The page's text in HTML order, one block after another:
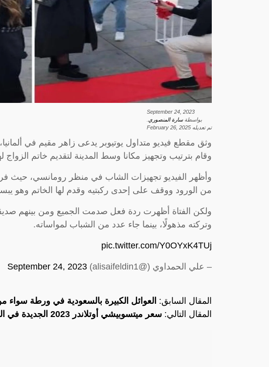
September 24, 2023
بواسطةسارة المنصوري
تم تعديله February 26, 2025
وثق مقطع فيديو متداول يوتيوبر يدعى زاهر مقيم في
وقام بترتيب وتجهيز مكانا وسط المدينة لتقديم خاتم الزواج
وأظهر الفيديو تجهيزات الشاب في منظر رومانسي، حيث
من الورود ووقف على إحدى ركبتيه وقدم لها الخاتم وهو
ولكن الفتاة أظهرت ردة فعل صدمت الجميع ومن بينهم
وتركته مذهولًا، بينما جاء عدد من الشباب لمواساته.
pic.twitter.com/Y0OYxK4TUj
– علي الحمداوي (@alisaifeldin1) September 24, 2023
المقال السابق: العوائل الكبيرة بالسعودية في ورطة سواء
المقال التالي: سعر ميتسوبيشي أوتلاندر 2023 الجديدة في السعودية